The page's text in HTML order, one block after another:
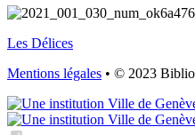
Les Délices
Mentions légales • © 2023